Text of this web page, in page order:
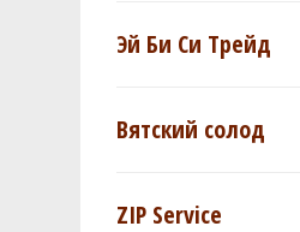
Эй Би Си Трейд
Вятский солод
ZIP Service